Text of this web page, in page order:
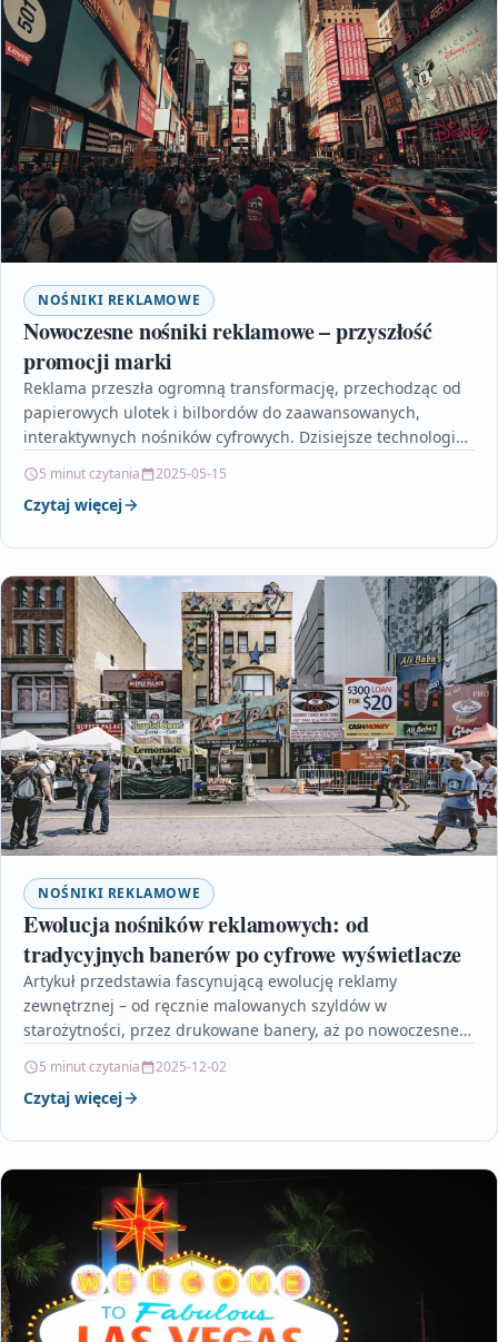
NOŚNIKI REKLAMOWE
Nowoczesne nośniki reklamowe – przyszłość
promocji marki
Reklama przeszła ogromną transformację, przechodząc od
papierowych ulotek i bilbordów do zaawansowanych,
interaktywnych nośników cyfrowych. Dzisiejsze technologie,
czy…
5 minut czytania 2025-05-15
Czytaj więcej
NOŚNIKI REKLAMOWE
Ewolucja nośników reklamowych: od
tradycyjnych banerów po cyfrowe wyświetlacze
Artykuł przedstawia fascynującą ewolucję reklamy
zewnętrznej – od ręcznie malowanych szyldów w
starożytności, przez drukowane banery, aż po nowoczesne
5 minut czytania 2025-12-02
Czytaj więcej